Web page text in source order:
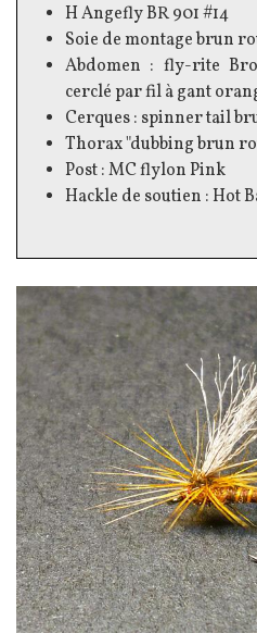
H Angefly BR 901 #14
Soie de montage brun
Abdomen : fly-rite
cerclé par fil à gant
Cerques : spinner tail
Thorax "dubbing brun
Post : MC flylon Pink
Hackle de soutien : Hot
Image